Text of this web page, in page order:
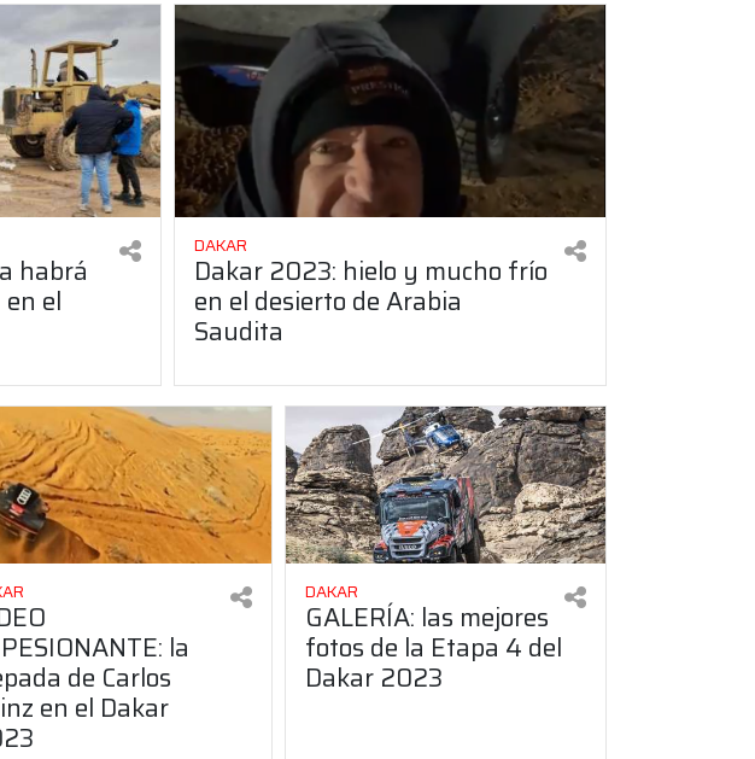
habrá
el
DAKAR
Dakar 2023: hielo y mucho frío
en el desierto de Arabia
Saudita
la
de Carlos
en el Dakar
DAKAR
GALERÍA: las mejores
fotos de la Etapa 4 del
Dakar 2023